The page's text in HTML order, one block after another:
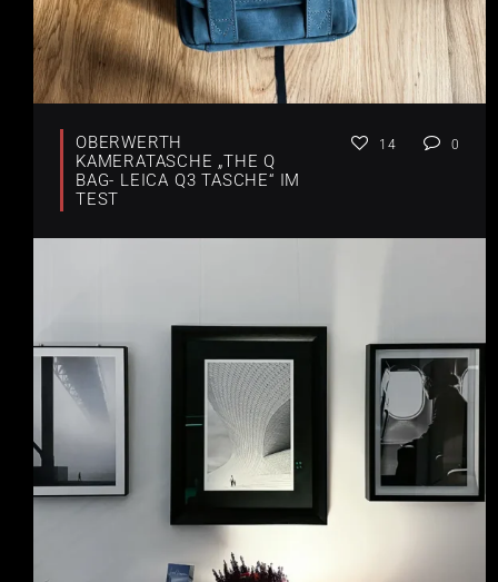
OBERWERTH
KAMERATASCHE „THE Q
BAG- LEICA Q3 TASCHE“ IM
TEST
14 0